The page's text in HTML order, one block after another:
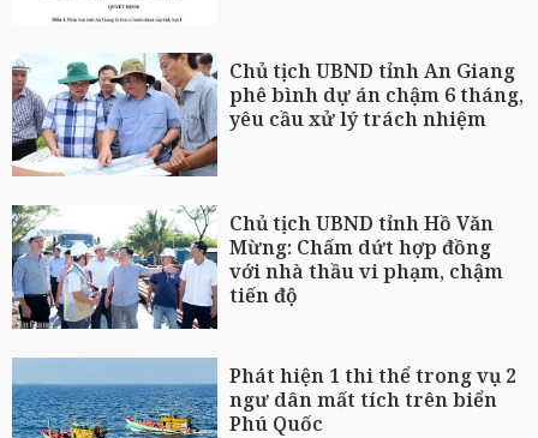
Chủ tịch UBND tỉnh An Giang
phê bình dự án chậm 6 tháng,
yêu cầu xử lý trách nhiệm
Chủ tịch UBND tỉnh Hồ Văn
Mừng: Chấm dứt hợp đồng
với nhà thầu vi phạm, chậm
tiến độ
Phát hiện 1 thi thể trong vụ 2
ngư dân mất tích trên biển
Phú Quốc